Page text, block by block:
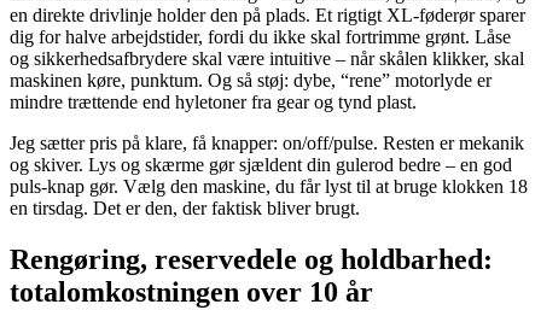
en direkte drivlinje holder den på plads. Et rigtigt XL-føderør sparer
dig for halve arbejdstider, fordi du ikke skal fortrimme grønt. Låse
og sikkerhedsafbrydere skal være intuitive – når skålen klikker, skal
maskinen køre, punktum. Og så støj: dybe, “rene” motorlyde er
mindre trættende end hyletoner fra gear og tynd plast.
Jeg sætter pris på klare, få knapper: on/off/pulse. Resten er mekanik
og skiver. Lys og skærme gør sjældent din gulerod bedre – en god
puls-knap gør. Vælg den maskine, du får lyst til at bruge klokken 18
en tirsdag. Det er den, der faktisk bliver brugt.
Rengøring, reservedele og holdbarhed:
totalomkostningen over 10 år